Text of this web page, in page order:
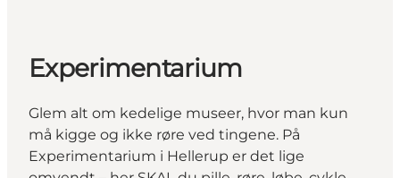
Experimentarium
Glem alt om kedelige museer, hvor man kun
må kigge og ikke røre ved tingene. På
Experimentarium i Hellerup er det lige